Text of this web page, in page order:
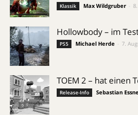
Klassik Max Wildgruber
Hollowbody – im
PS5 Michael Herde 7.
TOEM 2 – hat einen
Release-Info Sebastian